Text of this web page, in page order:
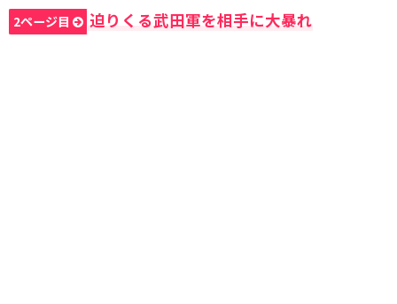
2ページ目 迫りくる武田軍を相手に大暴れ